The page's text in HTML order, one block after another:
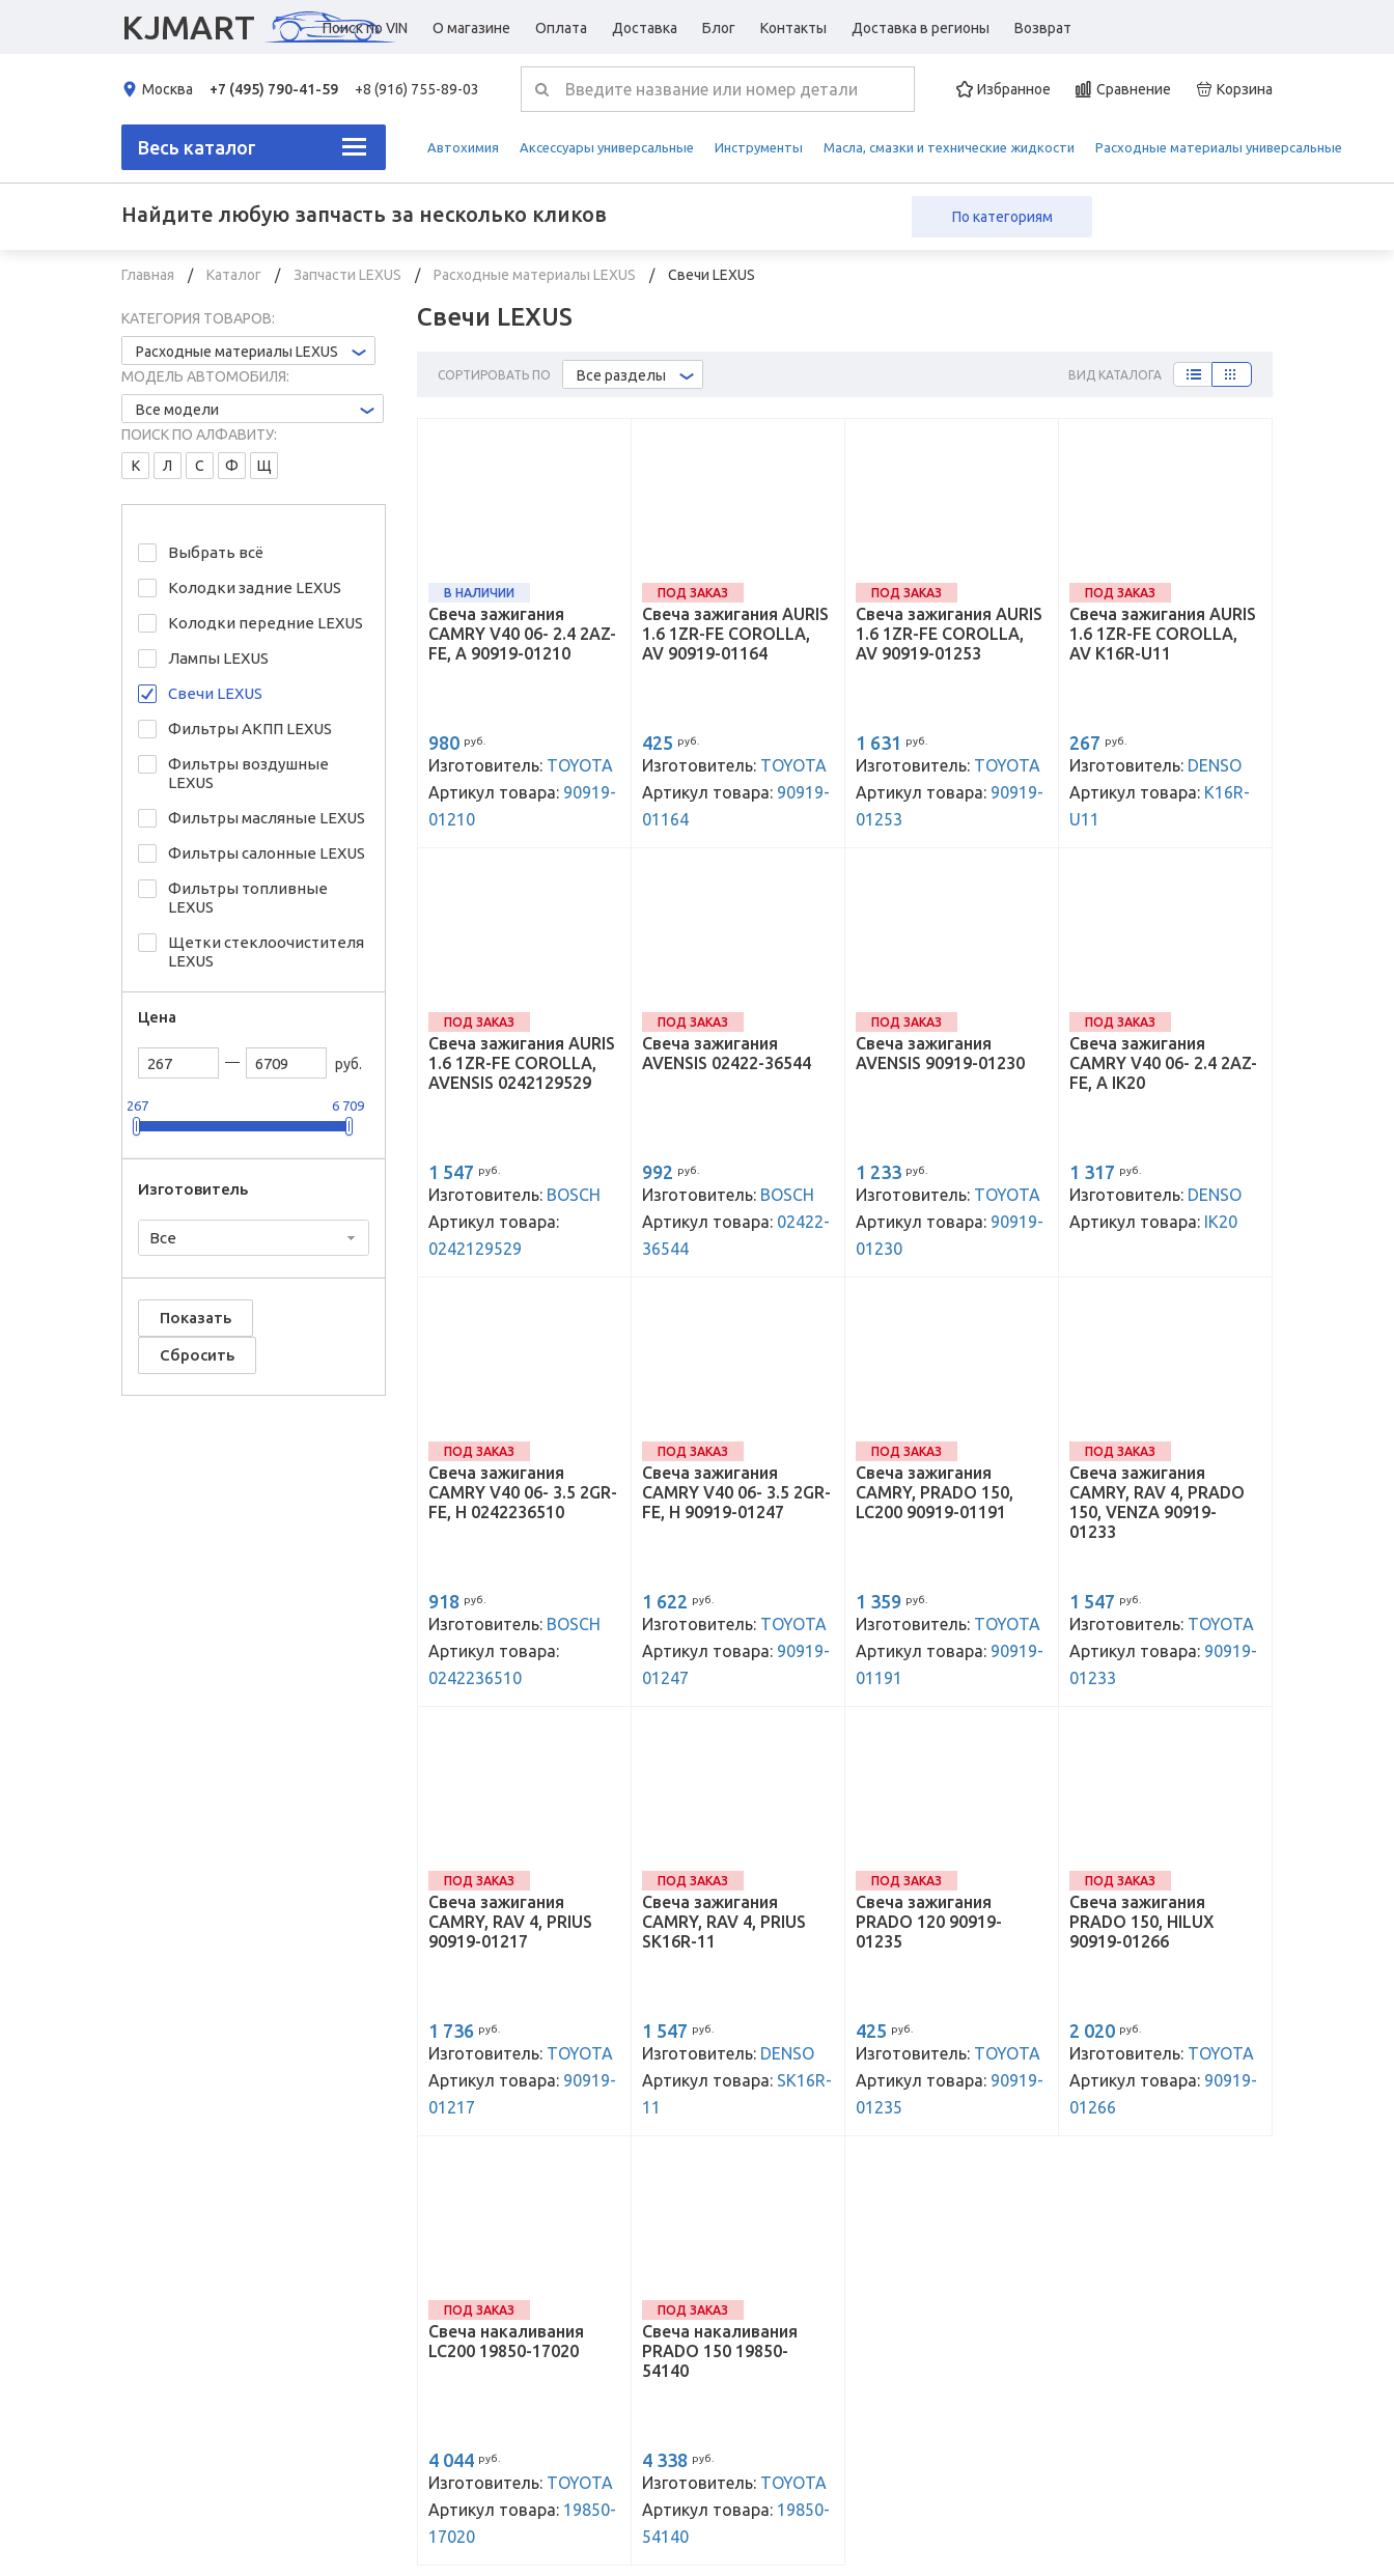
KJMART Поиск по VIN О магазине Оплата Доставка Блог Контакты Доставка в регионы Возврат
Москва +7 (495) 790-41-59 +8 (916) 755-89-03 Избранное Сравнение Корзина
Весь каталог Автохимия Аксессуары универсальные Инструменты Масла, смазки и технические жидкости Расходные материалы универсальные
Найдите любую запчасть за несколько кликов По категориям
Главная Каталог Запчасти LEXUS Расходные материалы LEXUS Свечи LEXUS
Свечи LEXUS
СОРТИРОВАТЬ ПО Все разделы ВИД КАТАЛОГА
КАТЕГОРИЯ ТОВАРОВ:
Расходные материалы LEXUS
МОДЕЛЬ АВТОМОБИЛЯ:
Все модели
ПОИСК ПО АЛФАВИТУ:
К
Л С Ф Щ
Выбрать всё
Колодки задние LEXUS
Колодки передние LEXUS
Лампы LEXUS
Свечи LEXUS
Фильтры АКПП LEXUS
Фильтры воздушные
LEXUS
Фильтры масляные LEXUS
Фильтры салонные LEXUS
Фильтры топливные
LEXUS
Щетки стеклоочистителя
LEXUS
Цена
руб.
267 6 709
Изготовитель
Все
В НАЛИЧИИ
Свеча зажигания
CAMRY V40 06- 2.4 2AZ-
FE, A 90919-01210
980 руб.
Изготовитель: TOYOTA
Артикул товара: 90919-
01210
ПОД ЗАКАЗ
Свеча зажигания AURIS
1.6 1ZR-FE COROLLA,
AV 90919-01164
425 руб.
Изготовитель: TOYOTA
Артикул товара: 90919-
01164
ПОД ЗАКАЗ
Свеча зажигания AURIS
1.6 1ZR-FE COROLLA,
AV 90919-01253
1 631 руб.
Изготовитель: TOYOTA
Артикул товара: 90919-
01253
ПОД ЗАКАЗ
Свеча зажигания AURIS
1.6 1ZR-FE COROLLA,
AV K16R-U11
267 руб.
Изготовитель: DENSO
Артикул товара: K16R-
U11
ПОД ЗАКАЗ
Свеча зажигания AURIS
1.6 1ZR-FE COROLLA,
AVENSIS 0242129529
1 547 руб.
Изготовитель: BOSCH
Артикул товара:
0242129529
ПОД ЗАКАЗ
Свеча зажигания
AVENSIS 02422-36544
992 руб.
Изготовитель: BOSCH
Артикул товара: 02422-
36544
ПОД ЗАКАЗ
Свеча зажигания
AVENSIS 90919-01230
1 233 руб.
Изготовитель: TOYOTA
Артикул товара: 90919-
01230
ПОД ЗАКАЗ
Свеча зажигания
CAMRY V40 06- 2.4 2AZ-
FE, A IK20
1 317 руб.
Изготовитель: DENSO
Артикул товара: IK20
ПОД ЗАКАЗ
Свеча зажигания
CAMRY V40 06- 3.5 2GR-
FE, H 0242236510
918 руб.
Изготовитель: BOSCH
Артикул товара:
0242236510
ПОД ЗАКАЗ
Свеча зажигания
CAMRY V40 06- 3.5 2GR-
FE, H 90919-01247
1 622 руб.
Изготовитель: TOYOTA
Артикул товара: 90919-
01247
ПОД ЗАКАЗ
Свеча зажигания
CAMRY, PRADO 150,
LC200 90919-01191
1 359 руб.
Изготовитель: TOYOTA
Артикул товара: 90919-
01191
ПОД ЗАКАЗ
Свеча зажигания
CAMRY, RAV 4, PRADO
150, VENZA 90919-
01233
1 547 руб.
Изготовитель: TOYOTA
Артикул товара: 90919-
01233
ПОД ЗАКАЗ
Свеча зажигания
CAMRY, RAV 4, PRIUS
90919-01217
1 736 руб.
Изготовитель: TOYOTA
Артикул товара: 90919-
01217
ПОД ЗАКАЗ
Свеча зажигания
CAMRY, RAV 4, PRIUS
SK16R-11
1 547 руб.
Изготовитель: DENSO
Артикул товара: SK16R-
11
ПОД ЗАКАЗ
Свеча зажигания
PRADO 120 90919-
01235
425 руб.
Изготовитель: TOYOTA
Артикул товара: 90919-
01235
ПОД ЗАКАЗ
Свеча зажигания
PRADO 150, HILUX
90919-01266
2 020 руб.
Изготовитель: TOYOTA
Артикул товара: 90919-
01266
ПОД ЗАКАЗ
Свеча накаливания
LC200 19850-17020
4 044 руб.
Изготовитель: TOYOTA
Артикул товара: 19850-
17020
ПОД ЗАКАЗ
Свеча накаливания
PRADO 150 19850-
54140
4 338 руб.
Изготовитель: TOYOTA
Артикул товара: 19850-
54140